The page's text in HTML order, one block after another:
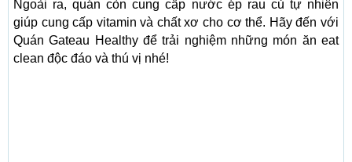
Ngoài ra, quán còn cung cấp nước ép rau củ tự nhiên
giúp cung cấp vitamin và chất xơ cho cơ thể. Hãy đến với
Quán Gateau Healthy để trải nghiệm những món ăn eat
clean độc đáo và thú vị nhé!